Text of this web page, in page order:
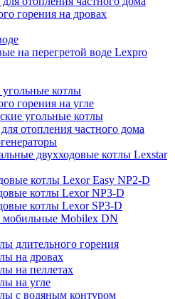
горения на дровах
на перегретой воде Lexpro
котлы
горения на угле
угольные котлы
отопления частного дома
двухходовые котлы Lexstar
котлы Lexor Easy NP2-D
котлы Lexor NP3-D
котлы Lexor SP3-D
мобильные Mobilex DN
длительного горения
на дровах
на пеллетах
на угле
с водяным контуром